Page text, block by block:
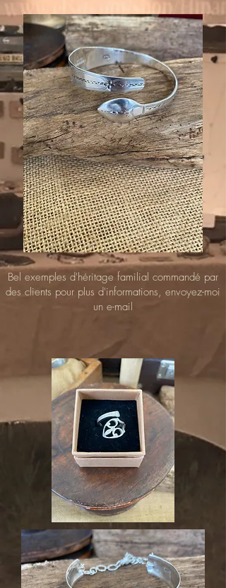
Bel exemples d'héritage familial commandé par
des clients pour plus d'informations, envoyez-moi
un e-mail